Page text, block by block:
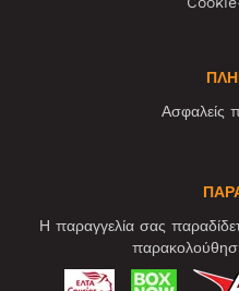
Ασφαλείς
Η παραγγελία σας